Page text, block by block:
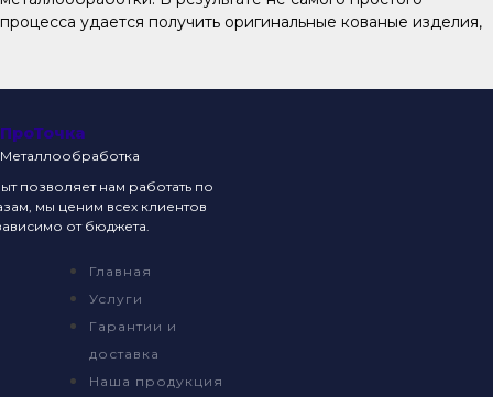
процесса удается получить оригинальные кованые изделия,
ПроТочка
Металлообработка
позволяет нам работать по
мы ценим всех клиентов
от бюджета.
Главная
Услуги
Гарантии и
доставка
Наша продукция